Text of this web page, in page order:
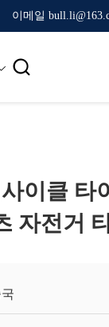
이메일

이클 타
자전거